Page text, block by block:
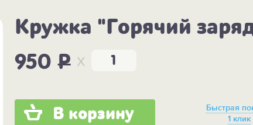
Кружка "Горячий
950P x
В корзину
Быстрая
1 клик